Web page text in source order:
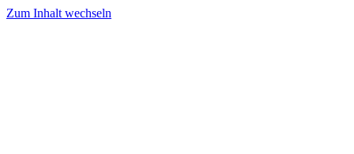
Zum Inhalt wechseln